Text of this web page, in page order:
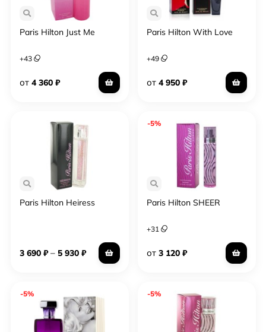
Paris Hilton Just Me
+43
от 4 360 ₽
Paris Hilton With Love
+49
от 4 950 ₽
Paris Hilton Heiress
3 690 ₽– 5 930 ₽
-5%
Paris Hilton SHEER
+31
от 3 120 ₽
-5% -5%